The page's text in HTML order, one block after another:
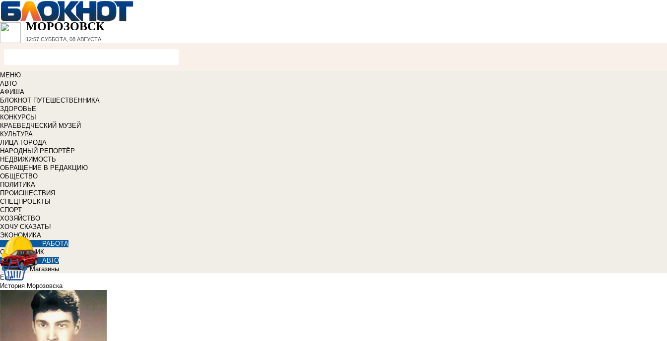
МОРОЗОВСК
12:57 СУББОТА, 08 АВГУСТА
МЕНЮ
АВТО
АФИША
БЛОКНОТ ПУТЕШЕСТВЕННИКА
ЗДОРОВЬЕ
КОНКУРСЫ
КРАЕВЕДЧЕСКИЙ МУЗЕЙ
КУЛЬТУРА
ЛИЦА ГОРОДА
НАРОДНЫЙ РЕПОРТЁР
НЕДВИЖИМОСТЬ
ОБРАЩЕНИЕ В РЕДАКЦИЮ
ОБЩЕСТВО
ПОЛИТИКА
ПРОИСШЕСТВИЯ
СПЕЦПРОЕКТЫ
СПОРТ
ХОЗЯЙСТВО
ХОЧУ СКАЗАТЬ!
ЭКОНОМИКА
РАБОТА
СПРАВОЧНИК
АВТО
Магазины
Еще
История Морозовска